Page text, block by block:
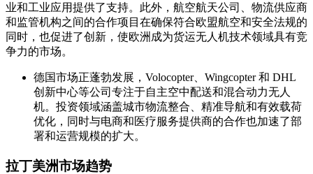
业和工业应用提供了支持。此外，航空航天公司、物流供应商
和监管机构之间的合作项目在确保符合欧盟航空和安全法规的
同时，也促进了创新，使欧洲成为货运无人机技术领域具有竞
争力的市场。
德国市场正蓬勃发展，Volocopter、Wingcopter 和 DHL
创新中心等公司专注于自主空中配送和混合动力无人
机。投资领域涵盖城市物流整合、精准导航和有效载荷
优化，同时与电商和医疗服务提供商的合作也加速了部
署和运营规模的扩大。
拉丁美洲市场趋势